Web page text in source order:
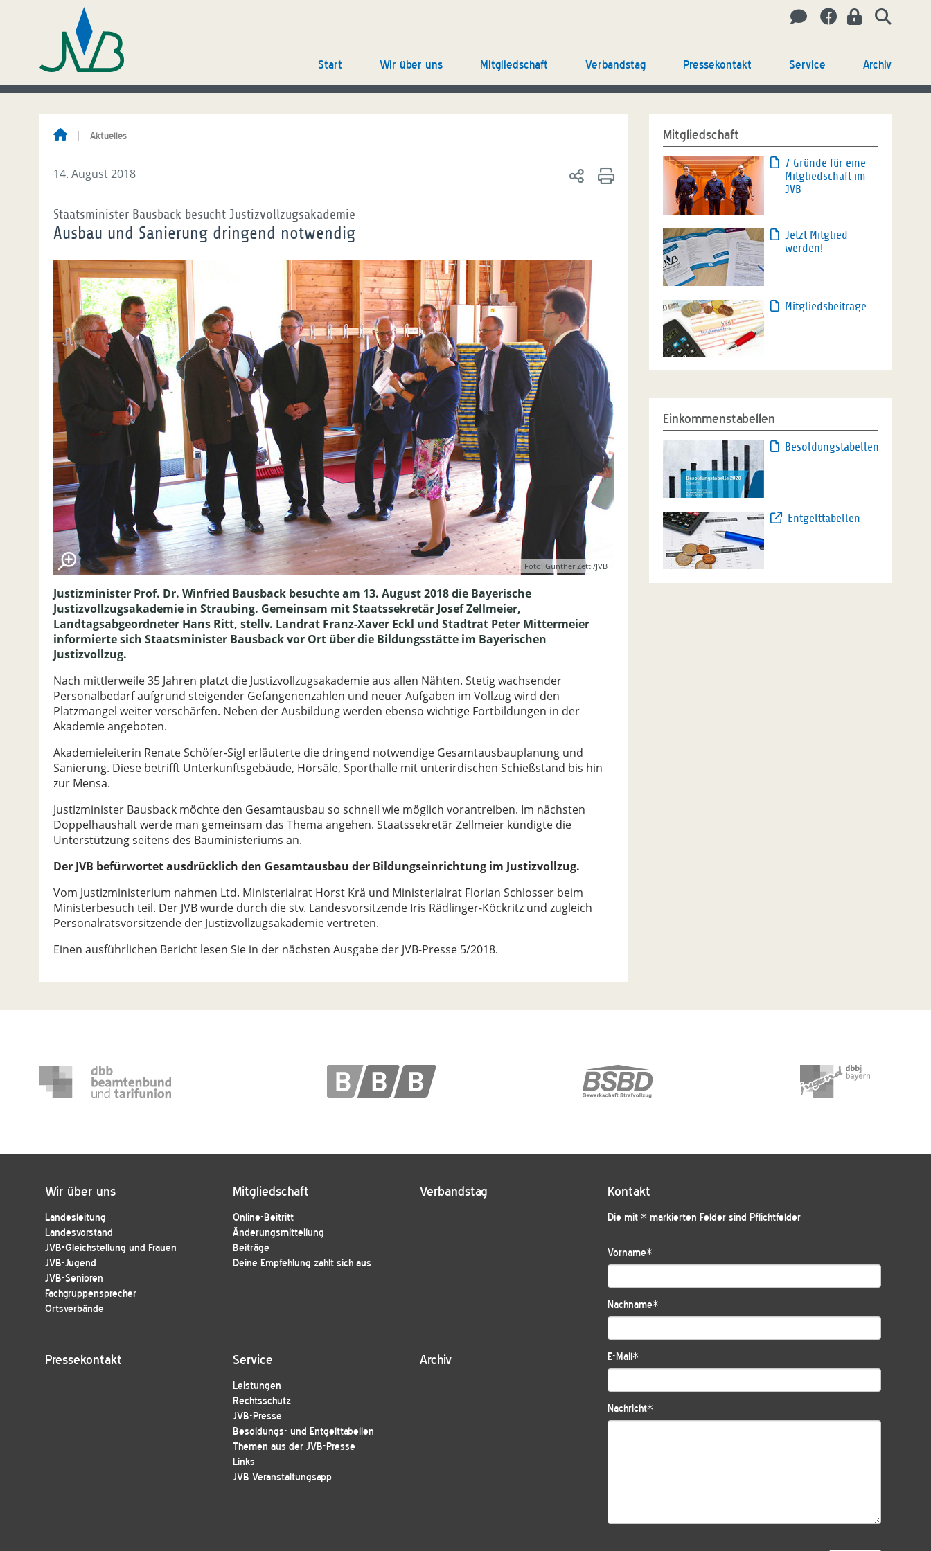
Start Wir über uns Mitgliedschaft Verbandstag Pressekontakt Service Archiv
Aktuelles
14. August 2018
Staatsminister Bausback besucht Justizvollzugsakademie
Ausbau und Sanierung dringend notwendig
Foto: Gunther Zettl/JVB
Justizminister Prof. Dr. Winfried Bausback besuchte am 13. August 2018 die Bayerische
Justizvollzugsakademie in Straubing. Gemeinsam mit Staatssekretär Josef Zellmeier,
Landtagsabgeordneter Hans Ritt, stellv. Landrat Franz-Xaver Eckl und Stadtrat Peter Mittermeier
informierte sich Staatsminister Bausback vor Ort über die Bildungsstätte im Bayerischen
Justizvollzug.
Nach mittlerweile 35 Jahren platzt die Justizvollzugsakademie aus allen Nähten. Stetig wachsender
Personalbedarf aufgrund steigender Gefangenenzahlen und neuer Aufgaben im Vollzug wird den
Platzmangel weiter verschärfen. Neben der Ausbildung werden ebenso wichtige Fortbildungen in der
Akademie angeboten.
Akademieleiterin Renate Schöfer-Sigl erläuterte die dringend notwendige Gesamtausbauplanung und
Sanierung. Diese betrifft Unterkunftsgebäude, Hörsäle, Sporthalle mit unterirdischen Schießstand bis hin
zur Mensa.
Justizminister Bausback möchte den Gesamtausbau so schnell wie möglich vorantreiben. Im nächsten
Doppelhaushalt werde man gemeinsam das Thema angehen. Staatssekretär Zellmeier kündigte die
Unterstützung seitens des Bauministeriums an.
Der JVB befürwortet ausdrücklich den Gesamtausbau der Bildungseinrichtung im Justizvollzug.
Vom Justizministerium nahmen Ltd. Ministerialrat Horst Krä und Ministerialrat Florian Schlosser beim
Ministerbesuch teil. Der JVB wurde durch die stv. Landesvorsitzende Iris Rädlinger-Köckritz und zugleich
Personalratsvorsitzende der Justizvollzugsakademie vertreten.
Einen ausführlichen Bericht lesen Sie in der nächsten Ausgabe der JVB-Presse 5/2018.
Mitgliedschaft
7 Gründe für eine
Mitgliedschaft im
JVB
Jetzt Mitglied
werden!
Mitgliedsbeiträge
Einkommenstabellen
Besoldungstabellen
Entgelttabellen
Wir über uns
Landesleitung
Landesvorstand
JVB-Gleichstellung und Frauen
JVB-Jugend
JVB-Senioren
Fachgruppensprecher
Ortsverbände
Mitgliedschaft
Online-Beitritt
Änderungsmitteilung
Beiträge
Deine Empfehlung zahlt sich aus
Verbandstag
Pressekontakt Service
Leistungen
Rechtsschutz
JVB-Presse
Besoldungs- und Entgelttabellen
Themen aus der JVB-Presse
Links
JVB Veranstaltungsapp
Archiv
Kontakt
Die mit * markierten Felder sind Pflichtfelder
Vorname*
Nachname*
E-Mail*
Nachricht*